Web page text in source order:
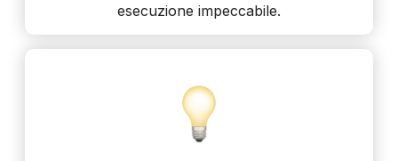
esecuzione impeccabile.